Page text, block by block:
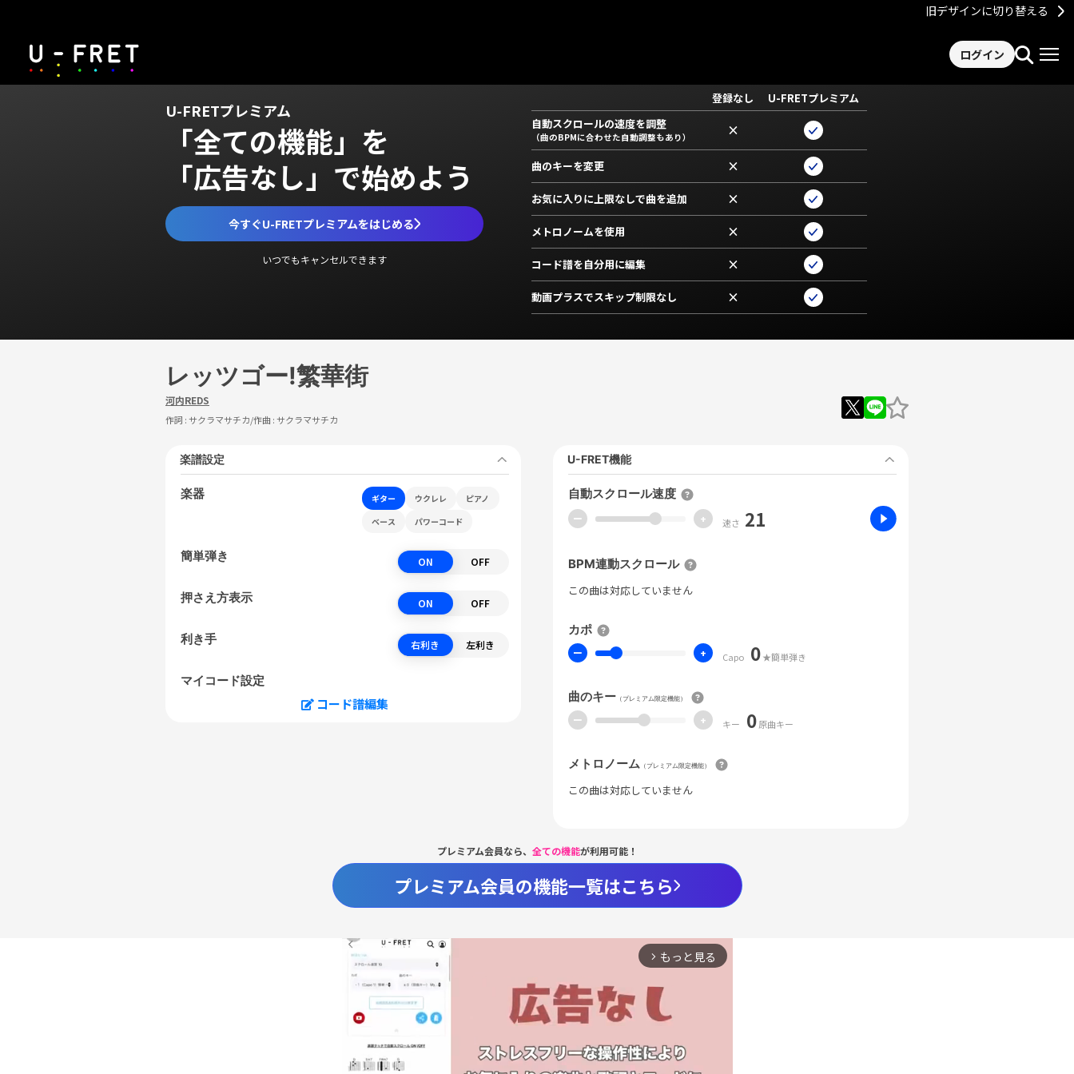
旧デザインに切り替える
ログイン
U-FRETプレミアム
「全ての機能」を
「広告なし」で始めよう
今すぐU-FRETプレミアムをはじめる
いつでもキャンセルできます
登録なし
U-FRETプレミアム
自動スクロールの速度を調整
（曲のBPMに合わせた自動調整もあり） ×
曲のキーを変更 ×
お気に入りに上限なしで曲を追加 ×
メトロノームを使用 ×
コード譜を自分用に編集 ×
動画プラスでスキップ制限なし ×
レッツゴー!繁華街
河内REDS
作詞 :サクラマサチカ/作曲 :サクラマサチカ
楽譜設定
楽器 ギター ウクレレ
ピアノ
ベース
パワーコード
簡単弾き ON OFF
押さえ方表示 ON OFF
利き手 右利き 左利き
マイコード設定
コード譜編集
U-FRET機能
自動スクロール速度
ー + 速さ 21
BPM連動スクロール
この曲は対応していません
カポ
ー + Capo 0★簡単弾き
曲のキー （プレミアム限定機能）
ー + キー 0原曲キー
メトロノーム （プレミアム限定機能）
この曲は対応していません
プレミアム会員なら、 全ての機能が利用可能！
プレミアム会員の機能一覧はこちら
arrow_forward_ios もっと見る